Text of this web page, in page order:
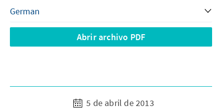
Abrir archivo PDF
5 de abril de 2013